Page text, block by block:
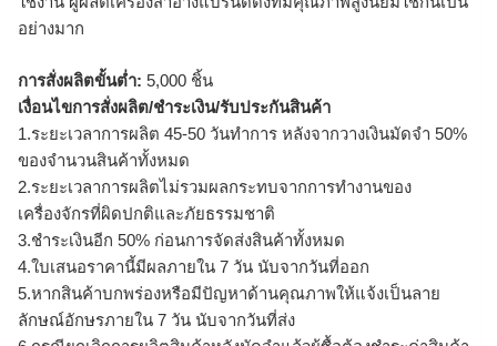
อย่างมาก
การสั่งผลิตขั้นต่ำ: 5,000 ชิ้น
เงื่อนไขการสั่งผลิต/ชำระเงิน/รับประกันสินค้า
1.ระยะเวลาการผลิต 45-50 วันทำการ หลังจากวางเงินมัดจำ 50%
ของจำนวนสินค้าทั้งหมด
2.ระยะเวลาการผลิตไม่รวมผลกระทบจากการทำงานของ
เครื่องจักรที่ผิดปกติและภัยธรรมชาติ
3.ชำระเงินอีก 50% ก่อนการจัดส่งสินค้าทั้งหมด
4.ใบเสนอราคานี้มีผลภายใน 7 วัน นับจากวันที่ออก
5.หากสินค้าบกพร่องหรือมีปัญหาด้านคุณภาพให้แจ้งเป็นลาย
ลักษณ์อักษรภายใน 7 วัน นับจากวันที่ส่ง